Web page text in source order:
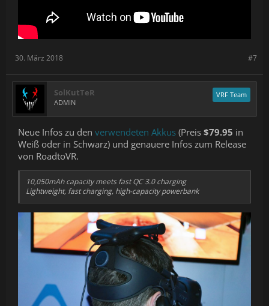
#7
30. März 2018
SolKutTeR
ADMIN
VRF Team
Neue Infos zu den verwendeten Akkus (Preis $79.95 in
Weiß oder in Schwarz) und genauere Infos zum Release
von RoadtoVR.
10,050mAh capacity meets fast QC 3.0 charging
Lightweight, fast charging, high-capacity powerbank